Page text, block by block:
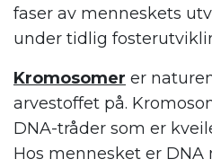
faser av menneskets
under tidlig
Kromosomer er
arvestoffet på.
DNA-tråder som er
Hos mennesket er